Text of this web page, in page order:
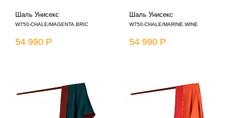
Шаль Унисекс
W750-CHALE/MAGENTA.BRIC
54 990 Р
Шаль Унисекс
W750-CHALE/MARINE.WINE
54 990 Р